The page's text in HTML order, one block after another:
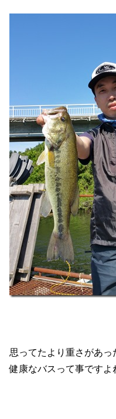
思ってたより重さがあ
健康なバスって事ですよ